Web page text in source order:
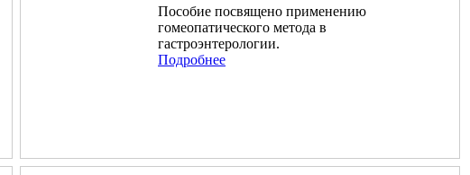
Пособие посвящено применению
гомеопатического метода в
гастроэнтерологии.
Подробнее